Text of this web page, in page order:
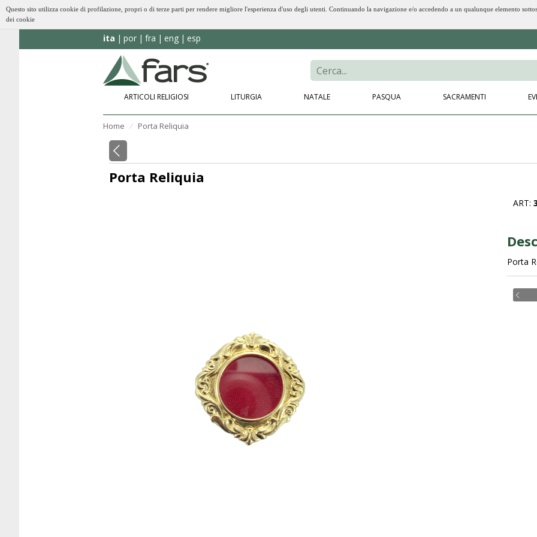
Questo sito utilizza cookie di profilazione, propri o di terze parti per rendere migliore l'esperienza d'uso degli utenti. Continuando la navigazione e/o accedendo a un qualunque elemento
dei cookie
ita por fra eng esp
ARTICOLI RELIGIOSI LITURGIA NATALE PASQUA SACRAMENTI
Home ⁄ Porta Reliquia
Porta Reliquia
ART:
Porta